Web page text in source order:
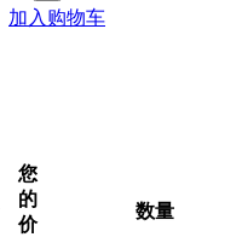
加入购物车
您
的
价
数量